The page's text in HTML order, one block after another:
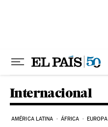
Internacional
AMÉRICA LATINA ÁFRICA EUROPA